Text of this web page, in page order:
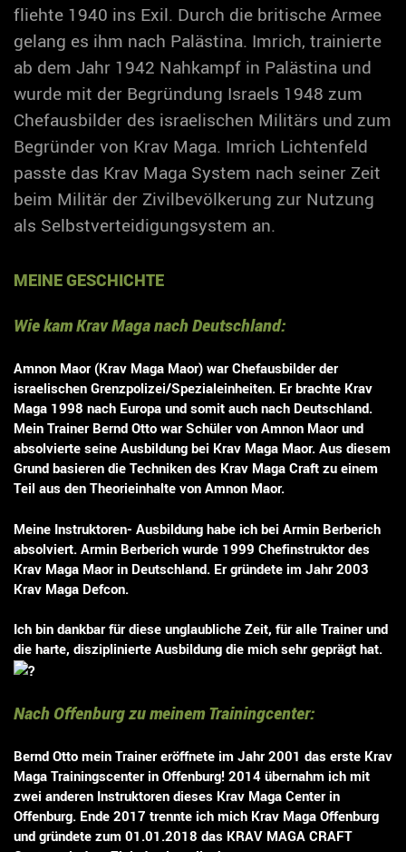
fliehte 1940 ins Exil. Durch die britische Armee
gelang es ihm nach Palästina. Imrich, trainierte
ab dem Jahr 1942 Nahkampf in Palästina und
wurde mit der Begründung Israels 1948 zum
Chefausbilder des israelischen Militärs und zum
Begründer von Krav Maga. Imrich Lichtenfeld
passte das Krav Maga System nach seiner Zeit
beim Militär der Zivilbevölkerung zur Nutzung
als Selbstverteidigungsystem an.
MEINE GESCHICHTE
Wie kam Krav Maga nach Deutschland:
Amnon Maor (Krav Maga Maor) war Chefausbilder der
israelischen Grenzpolizei/Spezialeinheiten. Er brachte Krav
Maga 1998 nach Europa und somit auch nach Deutschland.
Mein Trainer Bernd Otto war Schüler von Amnon Maor und
absolvierte seine Ausbildung bei Krav Maga Maor. Aus diesem
Grund basieren die Techniken des Krav Maga Craft zu einem
Teil aus den Theorieinhalte von Amnon Maor.
Meine Instruktoren- Ausbildung habe ich bei Armin Berberich
absolviert. Armin Berberich wurde 1999 Chefinstruktor des
Krav Maga Maor in Deutschland. Er gründete im Jahr 2003
Krav Maga Defcon.
Ich bin dankbar für diese unglaubliche Zeit, für alle Trainer und
die harte, disziplinierte Ausbildung die mich sehr geprägt hat.
Nach Offenburg zu meinem Trainingcenter:
Bernd Otto mein Trainer eröffnete im Jahr 2001 das erste Krav
Maga Trainingscenter in Offenburg! 2014 übernahm ich mit
zwei anderen Instruktoren dieses Krav Maga Center in
Offenburg. Ende 2017 trennte ich mich Krav Maga Offenburg
und gründete zum 01.01.2018 das KRAV MAGA CRAFT